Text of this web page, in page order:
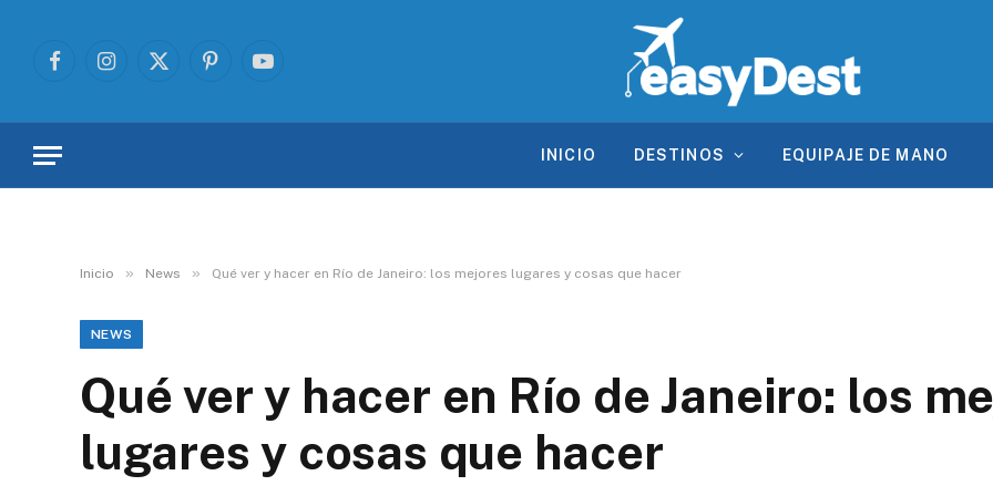
FacebookInstagram
X
PinterestYouTube
INICIO DESTINOS EQUIPAJE DE MANO
Inicio » News » Qué ver y hacer en Río de Janeiro: los mejores lugares y cosas que hacer
NEWS
Qué ver y hacer en Río de Janeiro: los
lugares y cosas que hacer